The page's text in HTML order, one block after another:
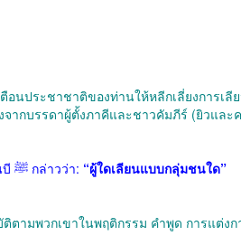
จากบรรดาผู้ตั้งภาคีและชาวคัมภีร์ (ยิวและ
ในหะดีษนี้ ท่านนบี ﷺ กล่าวว่า: “ผู้ใดเลียนแบบกลุ่มชนใด”
ติตามพวกเขาในพฤติกรรม คำพูด การแต่